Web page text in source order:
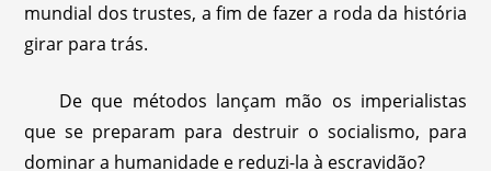
mundial dos trustes, a fim de fazer a roda da história
girar para trás.
De que métodos lançam mão os imperialistas
que se preparam para destruir o socialismo, para
dominar a humanidade e reduzi-la à escravidão?